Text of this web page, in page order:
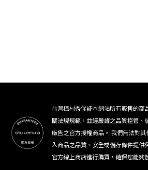
台灣植村秀保証本網站所有販售的商
關法規規範，並經嚴謹之品質控管、
販售之官方授權商品。 我們無法對
入商品之品質、安全或儲存條件提供
官方線上商店進行購買，確保您能夠